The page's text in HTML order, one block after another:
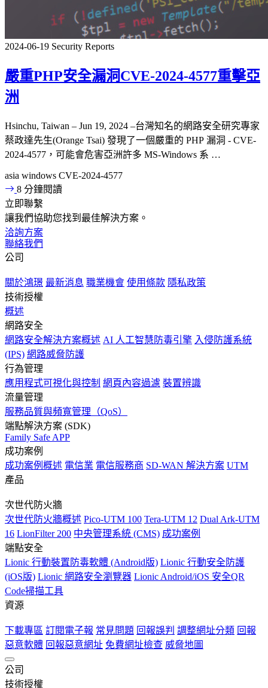
2024-06-19 Security Reports
嚴重PHP安全漏洞CVE-2024-4577重擊亞
洲
Hsinchu, Taiwan – Jun 19, 2024 –台灣知名的網路安全研究專家
蔡政達先生(Orange Tsai) 發現了一個嚴重的 PHP 漏洞 - CVE-
2024-4577，可能會危害亞洲許多 MS-Windows 系 …
asia windows CVE-2024-4577
8 分鐘閱讀
立即聯繫
讓我們協助您找到最佳解決方案。
洽詢方案
聯絡我們
公司
關於鴻璟 最新消息 職業機會 使用條款 隱私政策
技術授權
概述
網路安全
網路安全解決方案概述 AI 人工智慧防毒引擎 入侵防護系統
(IPS) 網路威脅防護
行為管理
應用程式可視化與控制 網頁內容過濾 裝置辨識
流量管理
服務品質與頻寬管理（QoS）
端點解決方案 (SDK)
Family Safe APP
成功案例
成功案例概述 電信業 電信服務商 SD-WAN 解決方案 UTM
產品
次世代防火牆
次世代防火牆概述 Pico-UTM 100 Tera-UTM 12 Dual Ark-UTM
16 LionFilter 200 中央管理系統 (CMS) 成功案例
端點安全
Lionic 行動裝置防毒軟體 (Android版) Lionic 行動安全防護
(iOS版) Lionic 網路安全瀏覽器 Lionic Android/iOS 安全QR
Code掃描工具
資源
下載專區 訂閱電子報 常見問題 回報誤判 調整網址分類 回報
惡意軟體 回報惡意網址 免費網址檢查 威脅地圖
公司
關於鴻璟
技術授權